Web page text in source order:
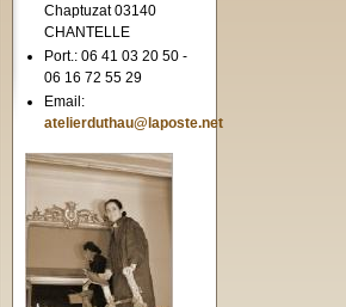
Chaptuzat 03140
CHANTELLE
Port.: 06 41 03 20 50 -
06 16 72 55 29
Email:
atelierduthau@laposte.net